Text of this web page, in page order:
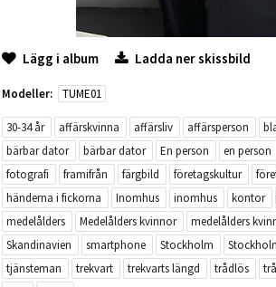
Lägg i album Ladda ner skissbild
Modeller: TUME01
30-34 år affärskvinna affärsliv affärsperson
bärbar dator
bärbar dator En person en person
fotografi
framifrån färgbild företagskultur
händerna i fickorna
Inomhus inomhus kontor
medelålders
Medelålders kvinnor medelålders
Skandinavien
smartphone Stockholm
tjänsteman
trekvart trekvarts längd trådlös